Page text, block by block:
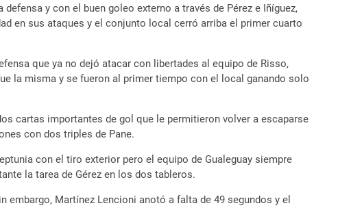
y con el buen goleo externo a través de Pérez e Iñíguez,
en sus ataques y el conjunto local cerró arriba el primer cuarto
que ya no dejó atacar con libertades al equipo de Risso,
la misma y se fueron al primer tiempo con el local ganando solo
cartas importantes de gol que le permitieron volver a escaparse
con dos triples de Pane.
con el tiro exterior pero el equipo de Gualeguay siempre
la tarea de Gérez en los dos tableros.
Martínez Lencioni anotó a falta de 49 segundos y el